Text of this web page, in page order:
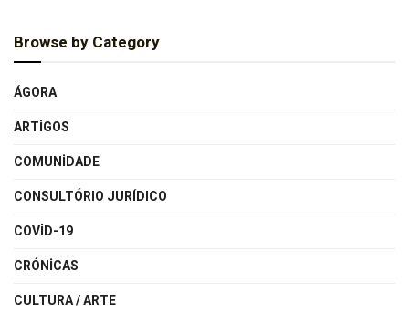
Browse by Category
ÁGORA
ARTIGOS
COMUNIDADE
CONSULTÓRIO JURÍDICO
COVID-19
CRÓNICAS
CULTURA / ARTE